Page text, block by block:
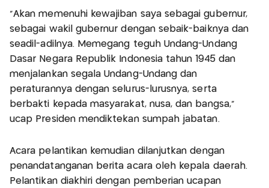
"Akan memenuhi kewajiban saya sebagai gubernur,
sebagai wakil gubernur dengan sebaik-baiknya dan
seadil-adilnya. Memegang teguh Undang-Undang
Dasar Negara Republik Indonesia tahun 1945 dan
menjalankan segala Undang-Undang dan
peraturannya dengan selurus-lurusnya, serta
berbakti kepada masyarakat, nusa, dan bangsa,"
ucap Presiden mendiktekan sumpah jabatan.
Acara pelantikan kemudian dilanjutkan dengan
penandatanganan berita acara oleh kepala daerah.
Pelantikan diakhiri dengan pemberian ucapan